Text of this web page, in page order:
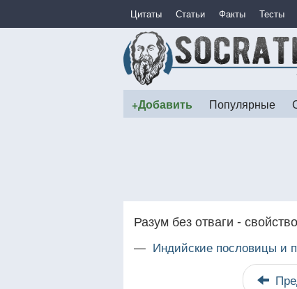
Цитаты Статьи Факты Тесты
+Добавить Популярные
Разум без отваги -
— Индийские пословицы и